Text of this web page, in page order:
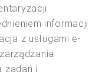
informacji
z usługami e-
zadań i